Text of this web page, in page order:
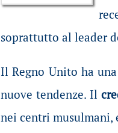
soprattutto al leader
Il Regno Unito ha
nuove tendenze. Il
nei centri musulmani,